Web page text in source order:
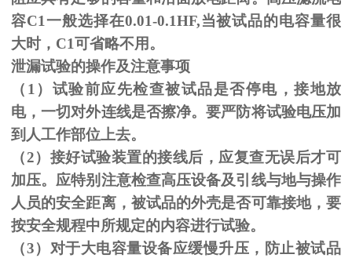
容C1一般选择在0.01-0.1HF,当被试品的电容量很
大时，C1可省略不用。
泄漏试验的操作及注意事项
（1）试验前应先检查被试品是否停电，接地放
电，一切对外连线是否擦净。要严防将试验电压加
到人工作部位上去。
（2）接好试验装置的接线后，应复查无误后才可
加压。应特别注意检查高压设备及引线与地与操作
人员的安全距离，被试品的外壳是否可靠接地，要
按安全规程中所规定的内容进行试验。
（3）对于大电容量设备应缓慢升压，防止被试品